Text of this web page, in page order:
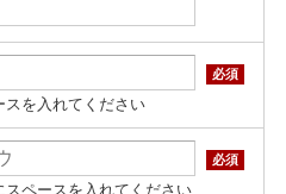
必須
を入れてください
必須
ペースを入れてください